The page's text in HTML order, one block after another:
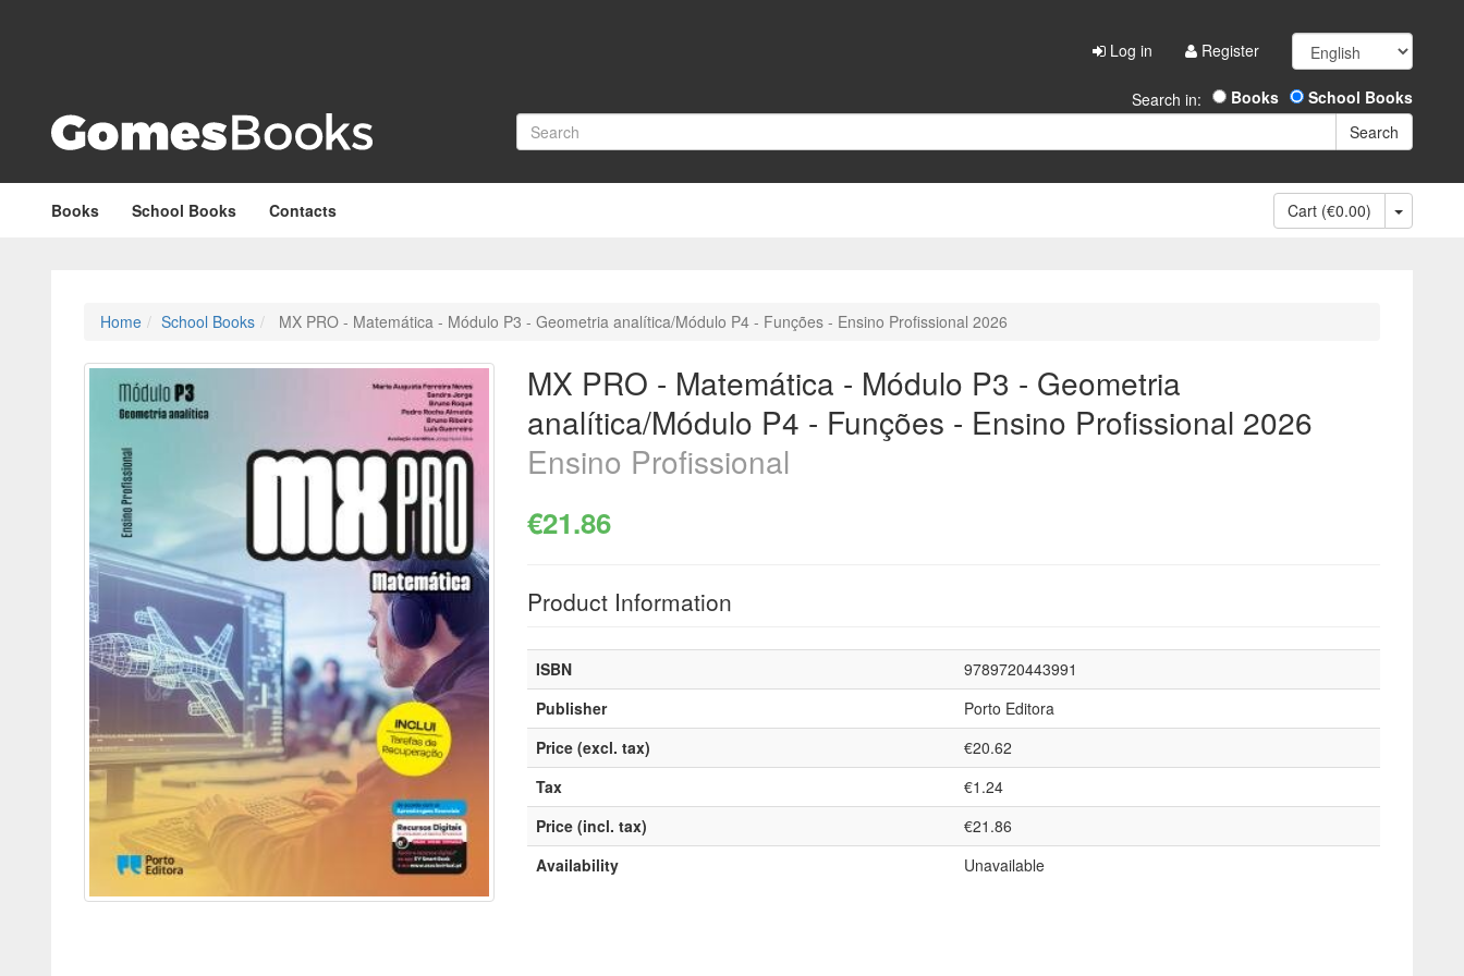
Log in Register
Search in: Books School Books
Books School Books Contacts Cart (€0.00)
Home School Books MX PRO - Matemática - Módulo P3 - Geometria analítica/Módulo P4 - Funções - Ensino Profissional 2026
MX PRO - Matemática - Módulo P3 - Geometria
analítica/Módulo P4 - Funções - Ensino Profissional 2026
Ensino Profissional
€21.86
Product Information
ISBN
9789720443991
Publisher
Porto Editora
Price (excl. tax)
€20.62
Tax
€1.24
Price (incl. tax)
€21.86
Availability
Unavailable